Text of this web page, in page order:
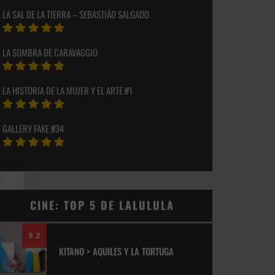
LA SAL DE LA TIERRA – SEBASTIÃO SALGADO
LA SOMBRA DE CARAVAGGIO
LA HISTORIA DE LA MUJER Y EL ARTE #1
GALLERY FAKE #34
CINE: TOP 5 DE LALULULA
9.2
KITANO > AQUILES Y LA TORTUGA